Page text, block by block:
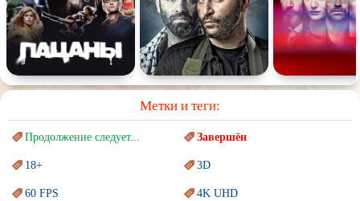
Метки и теги:
Продолжение следует... Завершён
18+ 3D
60 FPS 4K UHD